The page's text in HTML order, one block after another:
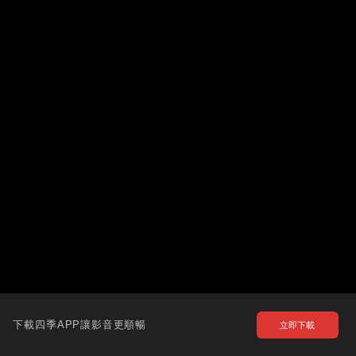
下載四季APP讓影音更順暢 立即下載